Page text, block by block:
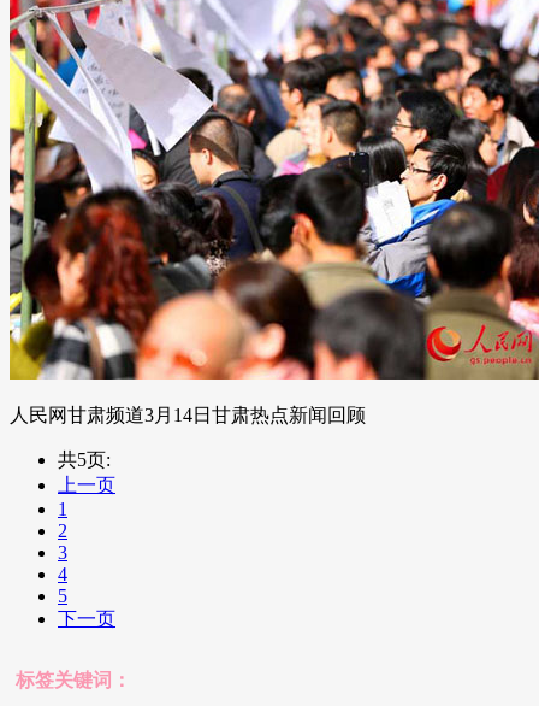
人民网甘肃频道3月14日甘肃热点新闻回顾
共5页:
上一页
1
2
3
4
5
下一页
标签关键词：